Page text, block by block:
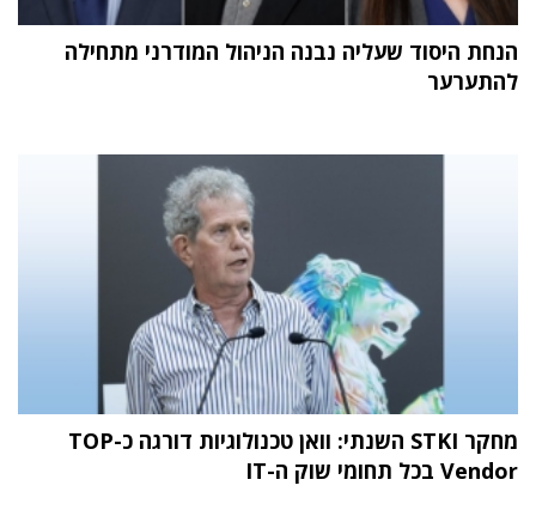
הנחת היסוד שעליה נבנה הניהול המודרני מתחילה
להתערער
מחקר STKI השנתי: וואן טכנולוגיות דורגה כ-TOP
Vendor בכל תחומי שוק ה-IT